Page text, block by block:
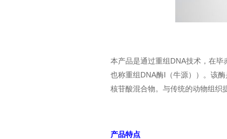
本产品是通过重组DNA技术，在毕
也称重组DNA酶I（牛源））。该
核苷酸混合物。与传统的动物组织
产品特点